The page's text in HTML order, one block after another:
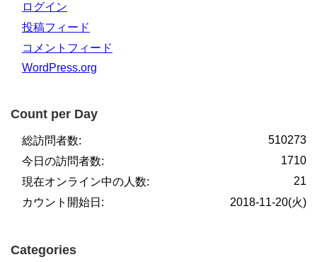
ログイン
投稿フィード
コメントフィード
WordPress.org
Count per Day
510273
総訪問者数:
1710
今日の訪問者数:
21
現在オンライン中の人数:
2018-11-20(火)
カウント開始日:
Categories